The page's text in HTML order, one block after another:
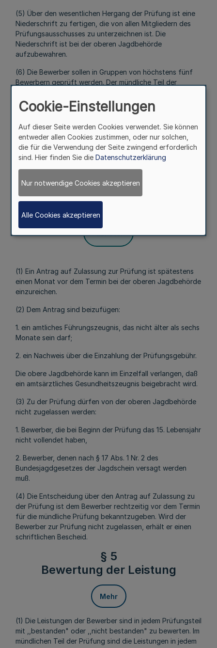
(5) Über den wesentlichen Hergang der Prüfung ist eine
Niederschrift zu fertigen, die von allen Mitgliedern des
Prüfungsausschusses zu unterzeichnen ist. Die
Niederschrift ist bei der oberen Jagdbehörde
aufzubewahren.
(6) Die Bewerber sollen in Gruppen von höchstens fünf
Bewerbern geprüft werden. Der mündliche Teil der
zwanzig Minuten dauern.
für die Dauer der Prüfung gegen Haftpflicht und Unfall
ausreichend zu versichern.
§ 4
Zulassung
Mehr
Fußnoten
(1) Ein Antrag auf Zulassung zur Prüfung ist spätestens
einen Monat vor dem Termin bei der oberen Jagdbehörde
einzureichen.
(2) Dem Antrag sind beizufügen:
1. ein amtliches Führungszeugnis, das nicht älter als sechs
Monate sein darf;
2. ein Nachweis über die Einzahlung der Prüfungsgebühr.
Die obere Jagdbehörde kann im Einzelfall verlangen, daß
ein amtsärztliches Gesundheitszeugnis beigebracht wird.
(3) Zu der Prüfung dürfen von der oberen Jagdbehörde
nicht zugelassen werden:
1. Bewerber, die bei Beginn der Prüfung das 15. Lebensjahr
nicht vollendet haben,
2. Bewerber, denen nach § 17 Abs. 1 Nr. 2 des
Bundesjagdgesetzes der Jagdschein versagt werden
muß.
(4) Die Entscheidung über den Antrag auf Zulassung zu
der Prüfung ist dem Bewerber rechtzeitig vor dem Termin
für die mündliche Prüfung bekanntzugeben. Wird der
Bewerber zur Prüfung nicht zugelassen, erhält er einen
schriftlichen Bescheid.
§ 5
Bewertung der Leistung
Mehr
(1) Die Leistungen der Bewerber sind in jedem Prüfungsteil
mit ,,bestanden" oder ,,nicht bestanden" zu bewerten. Im
mündlichen Teil der Prüfung sind die Leistungen in jedem
Cookie-Einstellungen
Auf dieser Seite werden Cookies verwendet. Sie können
entweder allen Cookies zustimmen, oder nur solchen,
die für die Verwendung der Seite zwingend erforderlich
sind. Hier finden Sie die Datenschutzerklärung
Nur notwendige Cookies akzeptieren
Alle Cookies akzeptieren